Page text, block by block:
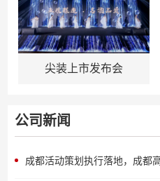
尖装上市发布会
公司新闻
成都活动策划执行落地，成都